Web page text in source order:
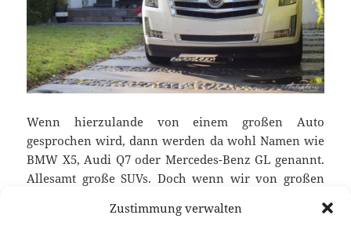
Zustimmung verwalten
Wenn hierzulande von einem großen Auto
gesprochen wird, dann werden da wohl Namen wie
BMW X5, Audi Q7 oder Mercedes-Benz GL genannt.
Allesamt große SUVs. Doch wenn wir von großen
Cadillac Escalade ist ein großes Auto! Das „Full-Size-